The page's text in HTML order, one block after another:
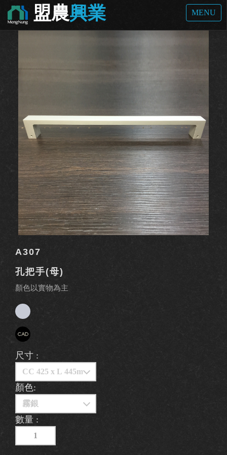
盟農興業 MENU
孔把手 / A307
A307
A307
孔把手(母)
顏色以實物為主
尺寸 :
顏色:
數量 :